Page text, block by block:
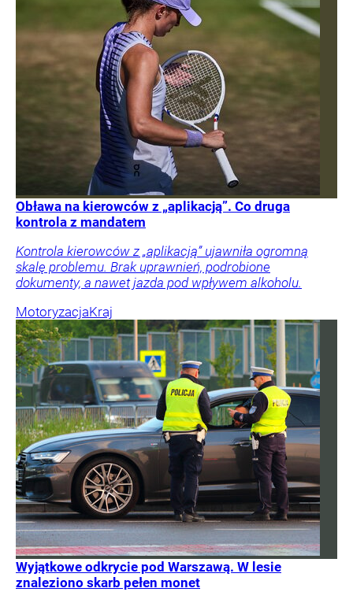
Obława na kierowców z „aplikacją”. Co druga
kontrola z mandatem
Kontrola kierowców z „aplikacją” ujawniła ogromną
skalę problemu. Brak uprawnień, podrobione
dokumenty, a nawet jazda pod wpływem alkoholu.
MotoryzacjaKraj
Wyjątkowe odkrycie pod Warszawą. W lesie
znaleziono skarb pełen monet